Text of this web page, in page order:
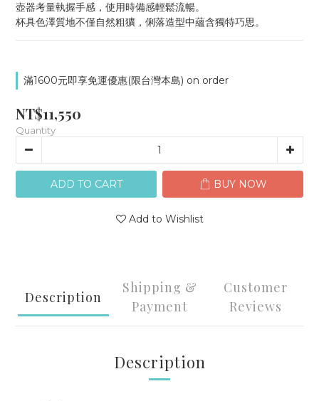
壺器考量執握手感，使用時備感輕鬆流暢。
杯具色澤質地不僅自然粗獷，俐落造型中蘊含獨特巧思。
滿1600元即享免運優惠(限台灣本島) on order
NT$11,550
Quantity
ADD TO CART BUY NOW
Add to Wishlist
Description
Shipping &
Payment
Customer
Reviews
Description